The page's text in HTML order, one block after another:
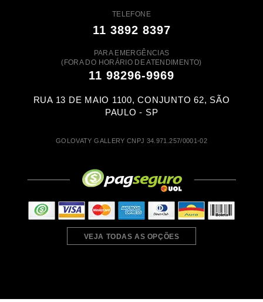
TELEFONE
11 3892 8397
PARA EMERGÊNCIAS
(FORA DO HORÁRIO DE ATENDIMENTO)
11 98296-9969
RUA 13 DE MAIO 1100, CONJUNTO 62, SÃO
PAULO - SP
GOLOVATY GALLERY CNPJ 34.971.257/0001-02
VEJA TODAS AS OPÇÕES